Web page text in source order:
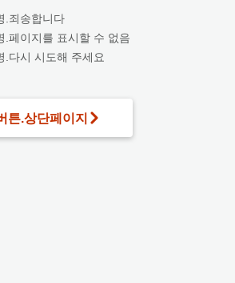
.죄송합니다
.페이지를 표시할 수 없음
.다시 시도해 주세요
튼.상단페이지